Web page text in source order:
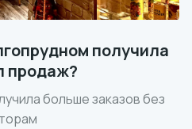
получила
продаж?
больше заказов без